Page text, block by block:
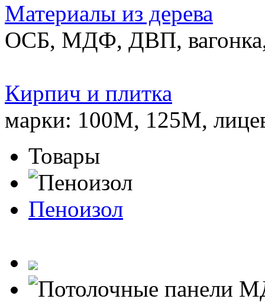
Материалы из дерева
ОСБ, МДФ, ДВП,
Кирпич и плитка
марки: 100М, 125М,
Товары
Пеноизол